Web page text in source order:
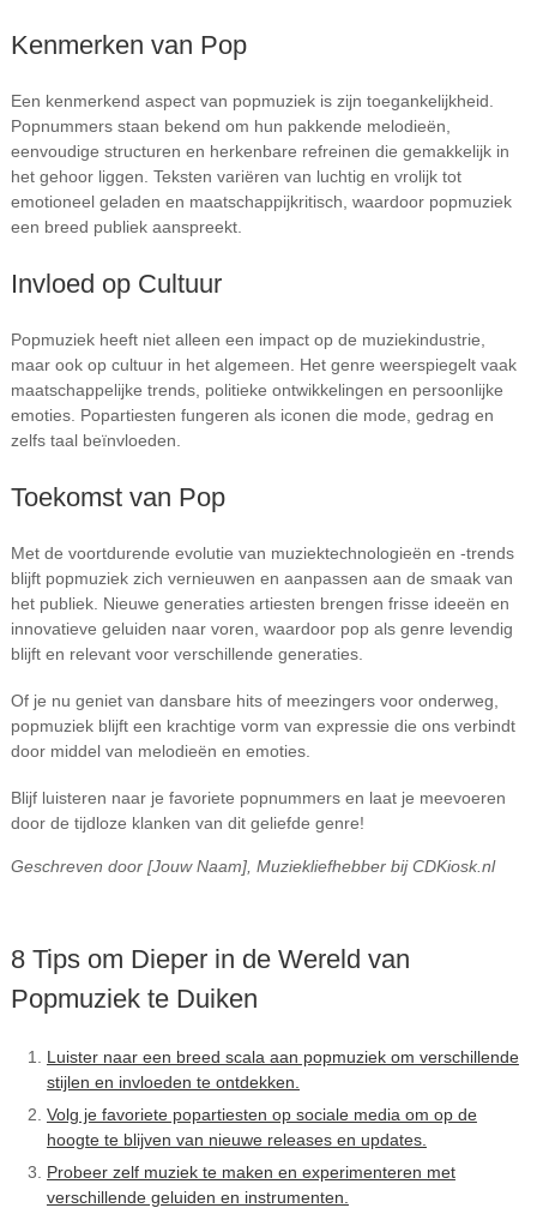
Kenmerken van Pop
Een kenmerkend aspect van popmuziek is zijn toegankelijkheid.
Popnummers staan bekend om hun pakkende melodieën,
eenvoudige structuren en herkenbare refreinen die gemakkelijk in
het gehoor liggen. Teksten variëren van luchtig en vrolijk tot
emotioneel geladen en maatschappijkritisch, waardoor popmuziek
een breed publiek aanspreekt.
Invloed op Cultuur
Popmuziek heeft niet alleen een impact op de muziekindustrie,
maar ook op cultuur in het algemeen. Het genre weerspiegelt vaak
maatschappelijke trends, politieke ontwikkelingen en persoonlijke
emoties. Popartiesten fungeren als iconen die mode, gedrag en
zelfs taal beïnvloeden.
Toekomst van Pop
Met de voortdurende evolutie van muziektechnologieën en -trends
blijft popmuziek zich vernieuwen en aanpassen aan de smaak van
het publiek. Nieuwe generaties artiesten brengen frisse ideeën en
innovatieve geluiden naar voren, waardoor pop als genre levendig
blijft en relevant voor verschillende generaties.
Of je nu geniet van dansbare hits of meezingers voor onderweg,
popmuziek blijft een krachtige vorm van expressie die ons verbindt
door middel van melodieën en emoties.
Blijf luisteren naar je favoriete popnummers en laat je meevoeren
door de tijdloze klanken van dit geliefde genre!
Geschreven door [Jouw Naam], Muziekliefhebber bij CDKiosk.nl
8 Tips om Dieper in de Wereld van
Popmuziek te Duiken
Luister naar een breed scala aan popmuziek om verschillende
stijlen en invloeden te ontdekken.
Volg je favoriete popartiesten op sociale media om op de
hoogte te blijven van nieuwe releases en updates.
Probeer zelf muziek te maken en experimenteren met
verschillende geluiden en instrumenten.